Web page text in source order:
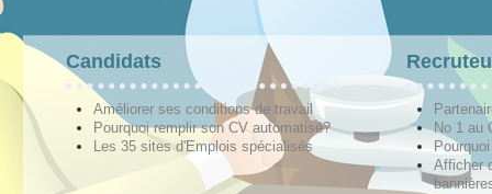
Candidats
Améliorer ses conditions de travail
Pourquoi remplir son CV automatisé?
Les 35 sites d'Emplois spécialisés
No 1 au
Afficher